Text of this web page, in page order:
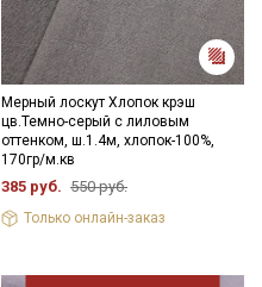
Мерный лоскут Хлопок крэш
цв.Темно-серый с лиловым
оттенком, ш.1.4м, хлопок-100%,
170гр/м.кв
385 руб. 550 руб.
Только онлайн-заказ